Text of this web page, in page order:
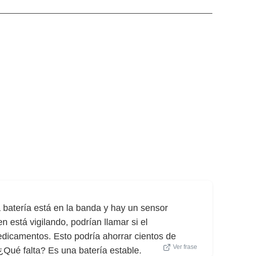
está en la banda y hay un sensor
está vigilando, podrían llamar si el
Esto podría ahorrar cientos de
falta? Es una batería estable.
Ver frase